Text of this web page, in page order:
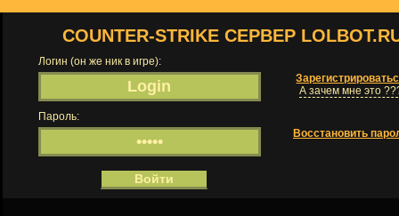
COUNTER-STRIKE СЕРВЕР
Логин (он же ник в игре):
А зачем мне это
Пароль:
Восстановить